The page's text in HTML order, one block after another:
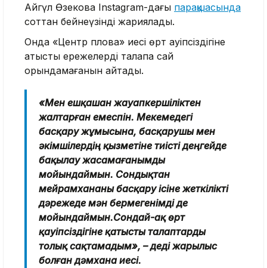
Айгүл Өзекова Instagram-дағы парақшасында
соттан бейнеүзінді жариялады.
Онда «Центр плова» иесі өрт қауіпсіздігіне
қатысты ережелерді талапқа сай
орындамағанын айтады.
«Мен ешқашан жауапкершіліктен
жалтарған емеспін. Мекемедегі
басқару жұмысына, басқарушы мен
әкімшілердің қызметіне тиісті деңгейде
бақылау жасамағанымды
мойындаймын. Сондықтан
мейрамхананы басқару ісіне жеткілікті
дәрежеде мән бермегенімді де
мойындаймын.Сондай-ақ өрт
қауіпсіздігіне қатысты талаптарды
толық сақтамадым», – деді жарылыс
болған дәмхана иесі.